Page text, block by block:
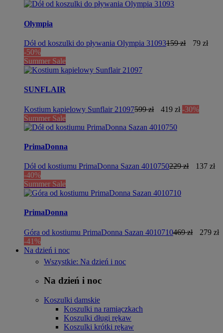
Olympia
Dół od koszulki do pływania Olympia 31093159 zł
79 zł
-50%
Summer Sale
SUNFLAIR
Kostium kąpielowy Sunflair 21097599 zł 419 zł -30%
Summer Sale
PrimaDonna
Dół od kostiumu PrimaDonna Sazan 4010750229 zł
137 zł
-40%
Summer Sale
PrimaDonna
Góra od kostiumu PrimaDonna Sazan 4010710469 zł
279 zł
-41%
Na dzień i noc
Wszystkie: Na dzień i noc
Na dzień i noc
Koszulki damskie
Koszulki na ramiączkach
Koszulki długi rękaw
Koszulki krótki rękaw